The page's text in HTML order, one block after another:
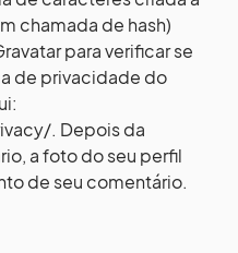
chamada de hash)
para verificar se
de privacidade do
. Depois da
a foto do seu perfil
de seu comentário.